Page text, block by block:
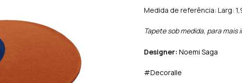
Medida de referência: Larg:
Tapete sob medida, para
Designer:Noemi Saga
#Decoralle